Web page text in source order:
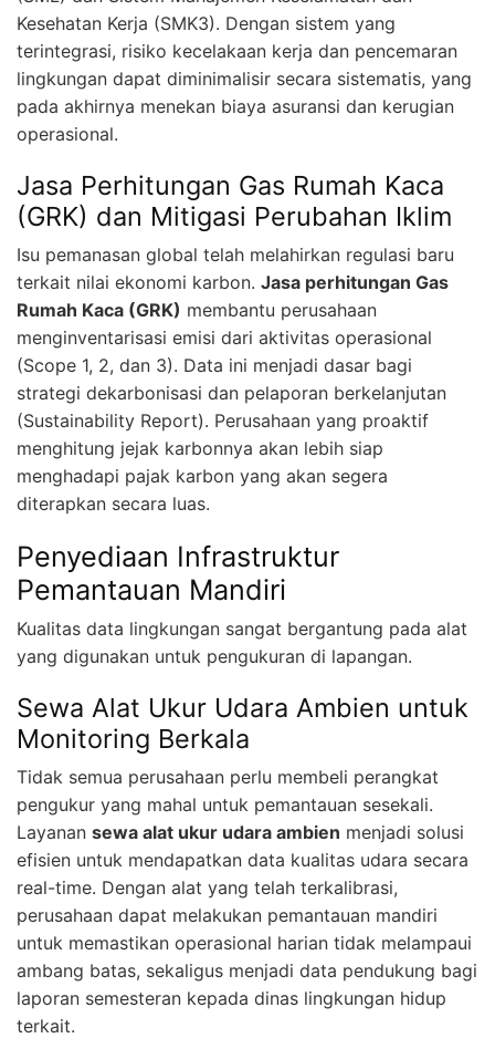
Kesehatan Kerja (SMK3). Dengan sistem yang
terintegrasi, risiko kecelakaan kerja dan pencemaran
lingkungan dapat diminimalisir secara sistematis, yang
pada akhirnya menekan biaya asuransi dan kerugian
operasional.
Jasa Perhitungan Gas Rumah Kaca
(GRK) dan Mitigasi Perubahan Iklim
Isu pemanasan global telah melahirkan regulasi baru
terkait nilai ekonomi karbon. Jasa perhitungan Gas
Rumah Kaca (GRK) membantu perusahaan
menginventarisasi emisi dari aktivitas operasional
(Scope 1, 2, dan 3). Data ini menjadi dasar bagi
strategi dekarbonisasi dan pelaporan berkelanjutan
(Sustainability Report). Perusahaan yang proaktif
menghitung jejak karbonnya akan lebih siap
menghadapi pajak karbon yang akan segera
diterapkan secara luas.
Penyediaan Infrastruktur
Pemantauan Mandiri
Kualitas data lingkungan sangat bergantung pada alat
yang digunakan untuk pengukuran di lapangan.
Sewa Alat Ukur Udara Ambien untuk
Monitoring Berkala
Tidak semua perusahaan perlu membeli perangkat
pengukur yang mahal untuk pemantauan sesekali.
Layanan sewa alat ukur udara ambien menjadi solusi
efisien untuk mendapatkan data kualitas udara secara
real-time. Dengan alat yang telah terkalibrasi,
perusahaan dapat melakukan pemantauan mandiri
untuk memastikan operasional harian tidak melampaui
ambang batas, sekaligus menjadi data pendukung bagi
laporan semesteran kepada dinas lingkungan hidup
terkait.